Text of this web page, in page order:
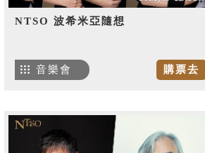
NTSO 波希米亞隨想
購票去
音樂會